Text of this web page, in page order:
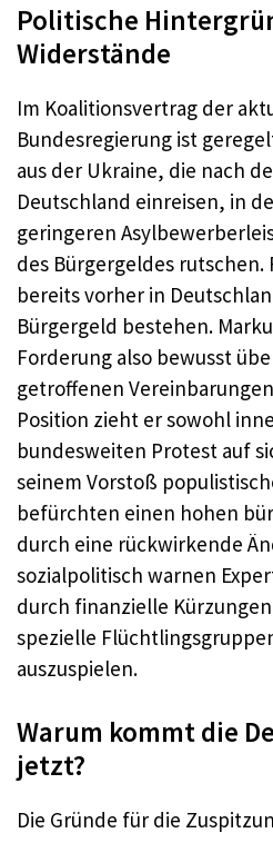
Politische
Widerstände
Im Koalitionsvertrag der
Bundesregierung ist
aus der Ukraine, die nach
Deutschland einreisen, in
geringeren
des Bürgergeldes rutschen.
bereits vorher in
Bürgergeld bestehen.
Forderung also bewusst
getroffenen
Position zieht er sowohl
bundesweiten Protest auf
seinem Vorstoß
befürchten einen hohen
durch eine rückwirkende
sozialpolitisch warnen
durch finanzielle
spezielle
auszuspielen.
Warum kommt die
jetzt?
Die Gründe für die